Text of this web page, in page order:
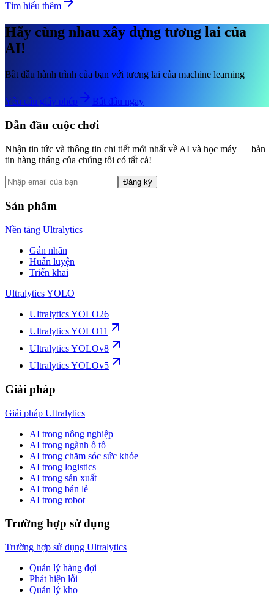
Tìm hiểu thêm
Hãy cùng nhau xây dựng tương lai của
AI!
Bắt đầu hành trình của bạn với tương lai của machine learning
Yêu cầu giấy phép Bắt đầu ngay
Dẫn đầu cuộc chơi
Nhận tin tức và thông tin chi tiết mới nhất về AI và học máy — bản
tin hàng tháng của chúng tôi có tất cả!
Đăng ký
Sản phẩm
Nền tảng Ultralytics
Gán nhãn
Huấn luyện
Triển khai
Ultralytics YOLO
Ultralytics YOLO26
Ultralytics YOLO11
Ultralytics YOLOv8
Ultralytics YOLOv5
Giải pháp
Giải pháp Ultralytics
AI trong nông nghiệp
AI trong ngành ô tô
AI trong chăm sóc sức khỏe
AI trong logistics
AI trong sản xuất
AI trong bán lẻ
AI trong robot
Trường hợp sử dụng
Trường hợp sử dụng Ultralytics
Quản lý hàng đợi
Phát hiện lỗi
Quản lý kho